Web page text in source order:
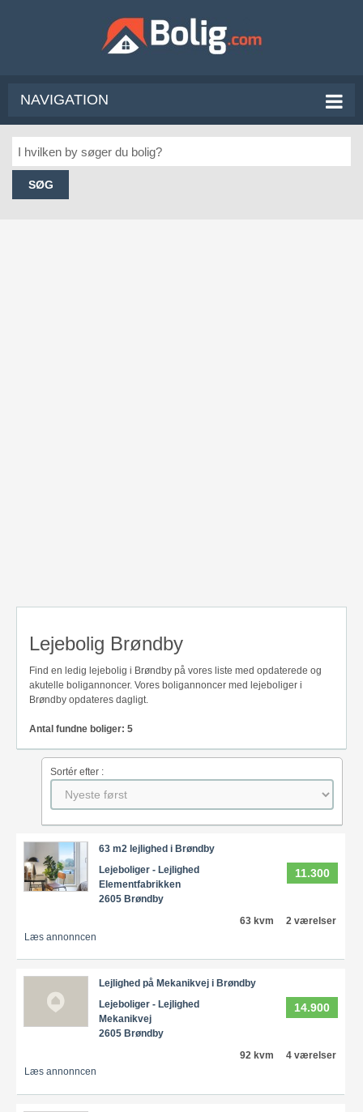
NAVIGATION
SØG
Lejebolig Brøndby
Find en ledig lejebolig i Brøndby på vores liste med opdaterede og
akutelle boligannoncer. Vores boligannoncer med lejeboliger i
Brøndby opdateres dagligt.
Antal fundne boliger: 5
Sortér efter :
63 m2 lejlighed i Brøndby
11.300
Lejeboliger - Lejlighed
Elementfabrikken
2605 Brøndby
63 kvm
2 værelser
Læs annonncen
Lejlighed på Mekanikvej i Brøndby
14.900
Lejeboliger - Lejlighed
Mekanikvej
2605 Brøndby
92 kvm
4 værelser
Læs annonncen